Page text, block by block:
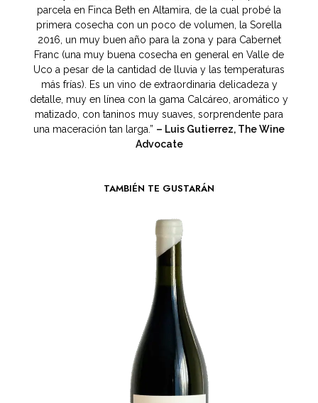
parcela en Finca Beth en Altamira, de la cual probé la
primera cosecha con un poco de volumen, la Sorella
2016, un muy buen año para la zona y para Cabernet
Franc (una muy buena cosecha en general en Valle de
Uco a pesar de la cantidad de lluvia y las temperaturas
más frías). Es un vino de extraordinaria delicadeza y
detalle, muy en línea con la gama Calcáreo, aromático y
matizado, con taninos muy suaves, sorprendente para
una maceración tan larga.” – Luis Gutierrez, The Wine
Advocate
TAMBIÉN TE GUSTARÁN